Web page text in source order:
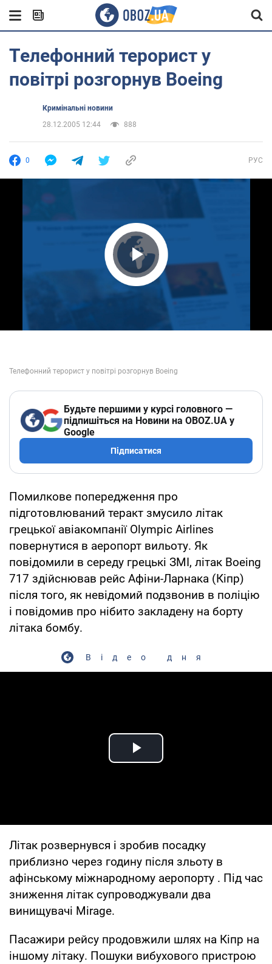
Телефонний терорист у
повітрі розгорнув Boeing
Кримінальні новини
28.12.2005 12:44
888
0 РУС
Play Video
Будьте першими у курсі головного —
підпишіться на Новини на OBOZ.UA у
Google
Підписатися
Помилкове попередження про
підготовлюваний теракт змусило літак
грецької авіакомпанії Olympic Airlines
повернутися в аеропорт вильоту. Як
повідомили в середу грецькі ЗМІ, літак Boeing
717 здійснював рейс Афіни-Ларнака (Кіпр)
після того, як невідомий подзвонив в поліцію
і повідомив про нібито закладену на борту
літака бомбу.
Відео дня
Play Video
Літак розвернувся і зробив посадку
приблизно через годину після зльоту в
афінському міжнародному аеропорту . Під час
зниження літак супроводжували два
винищувачі Mirage.
Пасажири рейсу продовжили шлях на Кіпр на
іншому літаку. Пошуки вибухового пристрою